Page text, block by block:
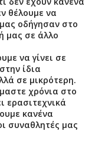
θέλουμε να
οδήγησαν στο
μας σε άλλο
να γίνει σε
ίδια
σε μικρότερη.
χρόνια στο
ερασιτεχνικά
κανένα
συναθλητές μας